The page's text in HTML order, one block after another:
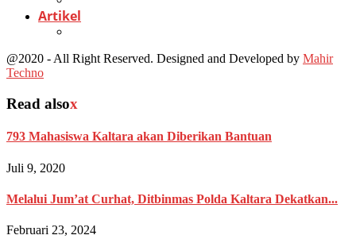
Artikel
@2020 - All Right Reserved. Designed and Developed by Mahir
Techno
Read alsox
793 Mahasiswa Kaltara akan Diberikan Bantuan
Juli 9, 2020
Melalui Jum’at Curhat, Ditbinmas Polda Kaltara Dekatkan...
Februari 23, 2024